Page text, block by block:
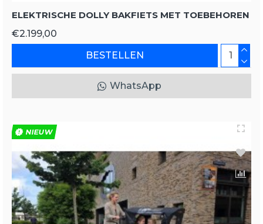
ELEKTRISCHE DOLLY BAKFIETS MET TOEBEHOREN
€2.199,00
BESTELLEN
WhatsApp
NIEUW